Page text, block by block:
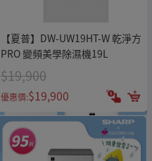
【夏普】DW-UW19HT-W 乾淨方
PRO 變頻美學除濕機19L
$19,900
優惠價:$19,900